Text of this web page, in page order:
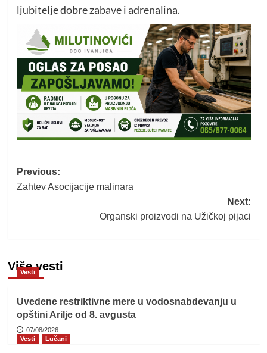
ljubitelje dobre zabave i adrenalina.
Post
navigation
Previous:
Zahtev Asocijacije malinara
Next:
Organski proizvodi na Užičkoj pijaci
Više vesti
Vesti
Uvedene restriktivne mere u vodosnabdevanju u
opštini Arilje od 8. avgusta
07/08/2026
Vesti
Lučani